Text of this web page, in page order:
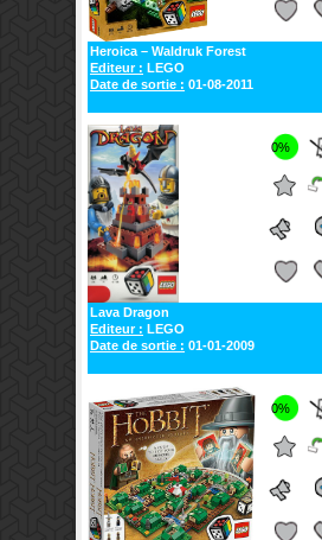
Heroica – Waldruk Forest
Editeur : LEGO
Date de sortie : 01-08-2011
0%
Lava Dragon
Editeur : LEGO
Date de sortie : 01-01-2009
0%